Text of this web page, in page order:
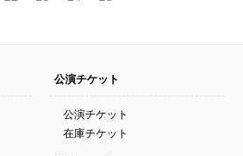
公演チケット
公演チケット
在庫チケット